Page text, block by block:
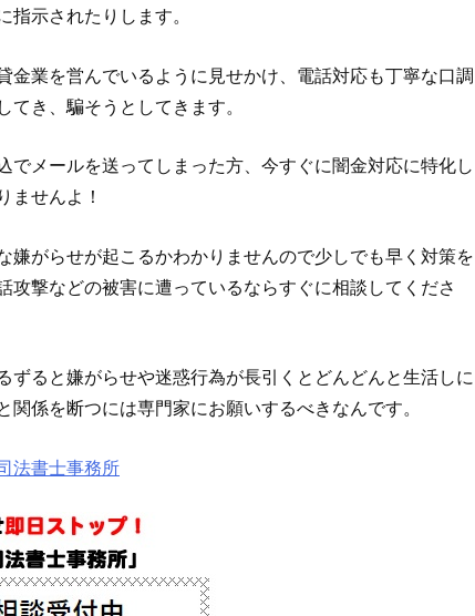
示されたりします。
金業を営んでいるように見せかけ、電話対応も丁寧な口調
き、騙そうとしてきます。
でメールを送ってしまった方、今すぐに闇金対応に特化し
ませんよ！
嫌がらせが起こるかわかりませんので少しでも早く対策を
攻撃などの被害に遭っているならすぐに相談してくださ
ずると嫌がらせや迷惑行為が長引くとどんどんと生活しに
係を断つには専門家にお願いするべきなんです。
法書士事務所